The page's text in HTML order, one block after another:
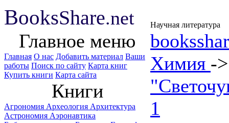
BooksShare.net Научная литература
Главное меню
Главная О нас Добавить материал Ваши
работы Поиск по сайту Карта книг
Купить книги Карта сайта
Книги
Агрономия Археология Архитектура
Астрономия Аэронавтика
Химия -
1